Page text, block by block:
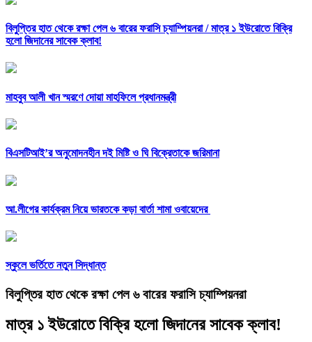
বিলুপ্তির হাত থেকে রক্ষা পেল ৬ বারের ফরাসি চ্যাম্পিয়নরা /মাত্র ১ ইউরোতে বিক্রি
হলো জিদানের সাবেক ক্লাব!
মাহবুব আলী খান স্মরণে দোয়া মাহফিলে প্রধানমন্ত্রী
বিএসটিআই’র অনুমোদনহীন দই মিষ্টি ও ঘি বিক্রেতাকে জরিমানা
আ.লীগের কার্যক্রম নিয়ে ভারতকে কড়া বার্তা শামা ওবায়েদের
স্কুলে ভর্তিতে নতুন সিদ্ধান্ত
বিলুপ্তির হাত থেকে রক্ষা পেল ৬ বারের ফরাসি চ্যাম্পিয়নরা
মাত্র ১ ইউরোতে বিক্রি হলো জিদানের সাবেক ক্লাব!